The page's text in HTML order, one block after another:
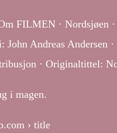
FILMEN · Nordsjøen ·
John Andreas Andersen
· Originaltittel:
i magen.
› title